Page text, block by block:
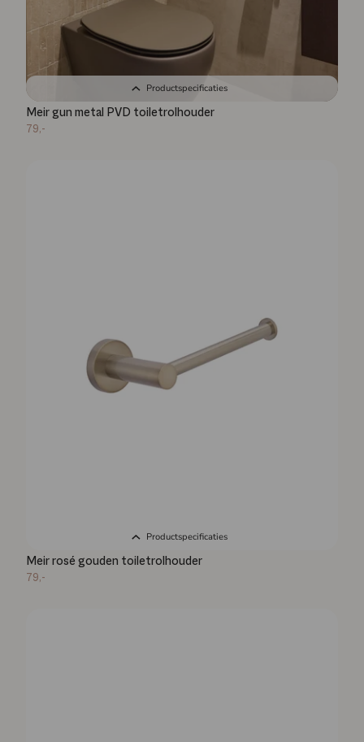
Productspecificaties
Meir gun metal PVD toiletrolhouder
79,-
Productspecificaties
Meir rosé gouden toiletrolhouder
79,-